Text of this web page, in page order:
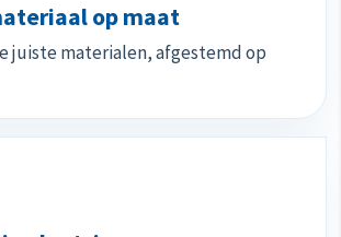
op maat
juiste materialen, afgestemd op